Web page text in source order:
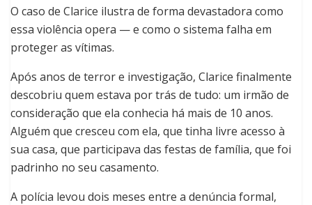
O caso de Clarice ilustra de forma devastadora como
essa violência opera — e como o sistema falha em
proteger as vítimas.
Após anos de terror e investigação, Clarice finalmente
descobriu quem estava por trás de tudo: um irmão de
consideração que ela conhecia há mais de 10 anos.
Alguém que cresceu com ela, que tinha livre acesso à
sua casa, que participava das festas de família, que foi
padrinho no seu casamento.
A polícia levou dois meses entre a denúncia formal,